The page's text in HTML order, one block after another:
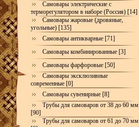
Самовары электрические с
терморегулятором в наборе (Россия) [14]
Самовары жаровые (дровяные,
угольные) [135]
Самовары антикварные [71]
Самовары комбинированные [3]
Самовары фарфоровые [50]
Самовары эксклюзивные
современные [0]
Самовары сувенирные [8]
Трубы для самоваров от 38 до 60 мм
[90]
Трубы для самоваров от 61 до 70 мм